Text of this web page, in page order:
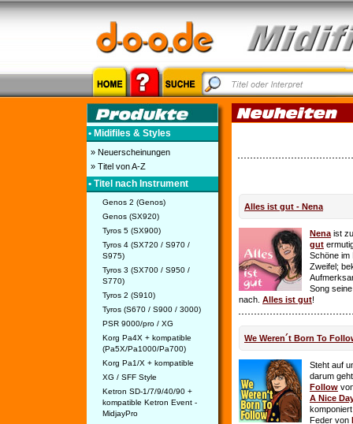
• Midifiles & Styles
» Neuerscheinungen
» Titel von A-Z
• Titel nach Instrument
Genos 2 (Genos)
Genos (SX920)
Tyros 5 (SX900)
Tyros 4 (SX720 / S970 /
S975)
Tyros 3 (SX700 / S950 /
S770)
Tyros 2 (S910)
Tyros (S670 / S900 / 3000)
PSR 9000/pro / XG
Korg Pa4X + kompatible
(Pa5X/Pa1000/Pa700)
Korg Pa1/X + kompatible
XG / SFF Style
Ketron SD-1/7/9/40/90 +
kompatible Ketron Event -
MidjayPro
Alles ist gut - Nena
Nena ist
gut
Schöne im
Zweifel;
Song
nach. Alles ist gut!
We Weren´t Born To
Steht auf
darum
Follow
A Nice
Feder von